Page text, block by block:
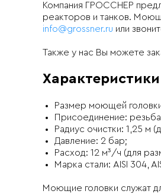
Компания ГРОССНЕР
реакторов и танков.
info@grossner.ru или
Также у нас Вы можете
Размер моющей
Присоединение: резьба
Радиус очистки: 1,25 м
Давление: 2 бар;
Расход: 12 м³/ч (для
Марка стали: AISI 304,
Моющие головки служат